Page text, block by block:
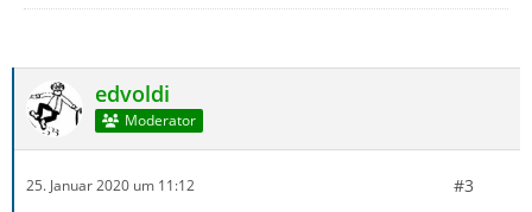
edvoldi
Moderator
25. Januar 2020 um 11:12 #3